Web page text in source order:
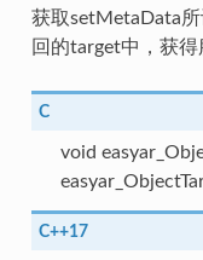
获取setMetaData
回的target中，获得
C
void
C++17